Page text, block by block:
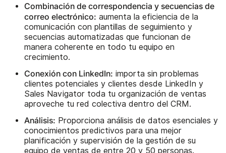
Combinación de correspondencia y secuencias de
correo electrónico: aumenta la eficiencia de la
comunicación con plantillas de seguimiento y
secuencias automatizadas que funcionan de
manera coherente en todo tu equipo en
crecimiento.
Conexión con LinkedIn: importa sin problemas
clientes potenciales y clientes desde LinkedIn y
Sales Navigator toda tu organización de ventas
aproveche tu red colectiva dentro del CRM.
Análisis: Proporciona análisis de datos esenciales y
conocimientos predictivos para una mejor
planificación y supervisión de la gestión de su
equipo de ventas de entre 20 y 50 personas.